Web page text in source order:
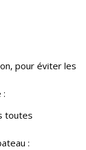
pour éviter les
:
toutes
: